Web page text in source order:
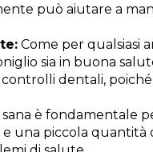
può aiutare a
Come per qualsiasi
sia in buona
dentali,
è fondamentale
una piccola quantità